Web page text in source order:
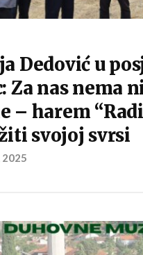
Dedović u
Za nas nema
– harem
svojoj svrsi
2025